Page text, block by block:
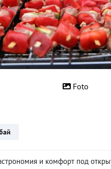
Foto
и комфорт под